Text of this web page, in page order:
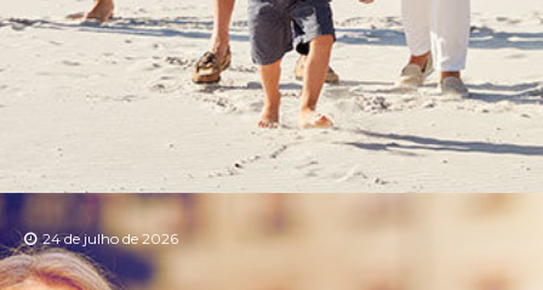
24 de julho de 2026